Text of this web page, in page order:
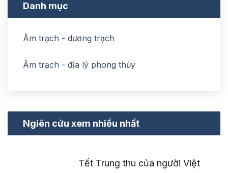
Danh mục
Âm trạch - dương trạch
Âm trạch - địa lý phong thủy
Ngiên cứu xem nhiều nhất
Tết Trung thu của người Việt